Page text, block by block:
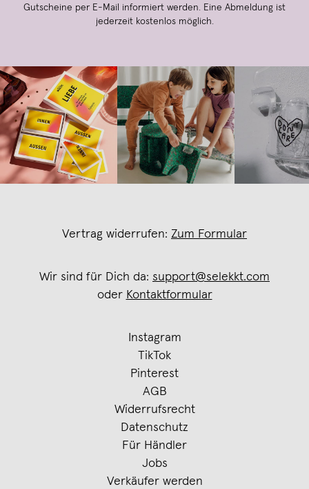
Gutscheine per E-Mail informiert werden. Eine Abmeldung ist
jederzeit kostenlos möglich.
Vertrag widerrufen: Zum Formular
Wir sind für Dich da: support@selekkt.com
oder Kontaktformular
Instagram
TikTok
Pinterest
AGB
Widerrufsrecht
Datenschutz
Für Händler
Jobs
Verkäufer werden